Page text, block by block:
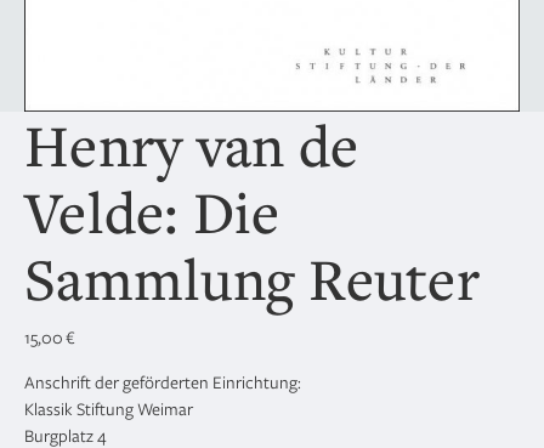
Henry van de
Velde: Die
Sammlung Reuter
15,00€
Anschrift der geförderten Einrichtung:
Klassik Stiftung Weimar
Burgplatz 4